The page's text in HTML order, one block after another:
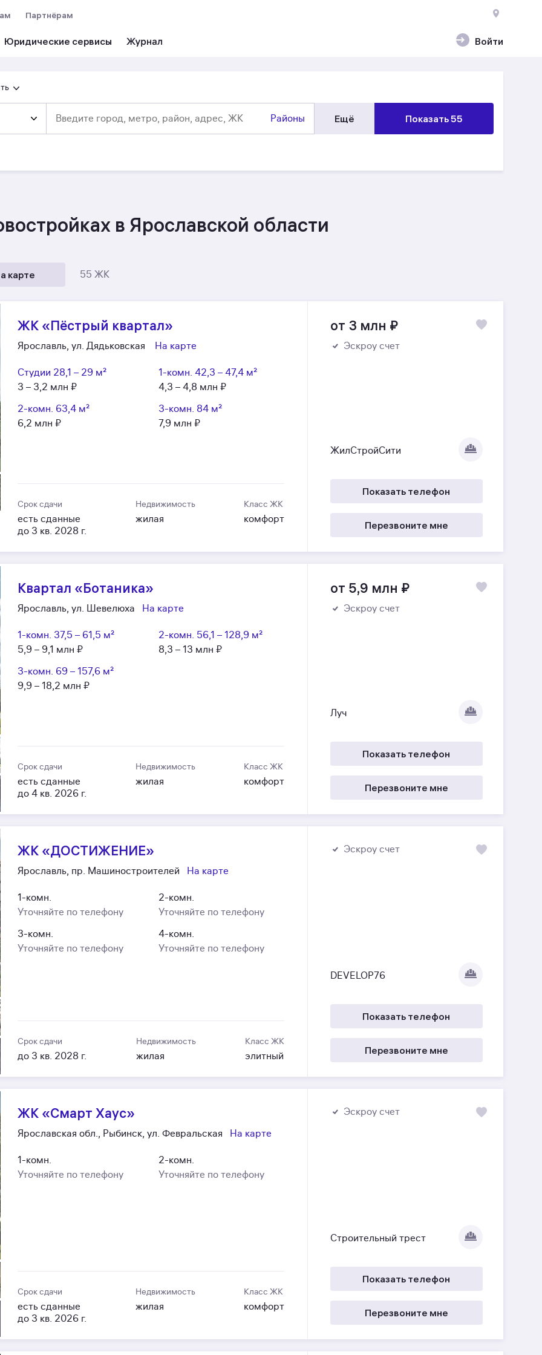
Войти
Юридические сервисы
Партнёрам
Районы Ещё Показать 55
в Ярославской области
карте 55 ЖК
ЖК «Пёстрый квартал»
Ярославль, ул. Дядьковская На карте
Студии 28,1 – 29 м²
3 – 3,2 млн ₽
1-комн. 42,3 – 47,4 м²
4,3 – 4,8 млн ₽
2-комн. 63,4 м²
6,2 млн ₽
3-комн. 84 м²
7,9 млн ₽
Срок сдачи
есть сданные
до 3 кв. 2028 г.
Недвижимость
жилая
Класс ЖК
комфорт
от 3 млн ₽
Эскроу счет
ЖилСтройСити
Показать телефон
Перезвоните мне
Квартал «Ботаника»
Ярославль, ул. Шевелюха На карте
1-комн. 37,5 – 61,5 м²
5,9 – 9,1 млн ₽
2-комн. 56,1 – 128,9 м²
8,3 – 13 млн ₽
3-комн. 69 – 157,6 м²
9,9 – 18,2 млн ₽
Срок сдачи
есть сданные
до 4 кв. 2026 г.
Недвижимость
жилая
Класс ЖК
комфорт
от 5,9 млн ₽
Эскроу счет
Луч
Показать телефон
Перезвоните мне
ЖК «ДОСТИЖЕНИЕ»
Ярославль, пр. Машиностроителей На карте
1-комн.
Уточняйте по телефону
2-комн.
Уточняйте по телефону
3-комн.
Уточняйте по телефону
4-комн.
Уточняйте по телефону
Срок сдачи
до 3 кв. 2028 г.
Недвижимость
жилая
Класс ЖК
элитный
Эскроу счет
DEVELOP76
Показать телефон
Перезвоните мне
ЖК «Смарт Хаус»
Ярославская обл., Рыбинск, ул. Февральская На карте
1-комн.
Уточняйте по телефону
2-комн.
Уточняйте по телефону
Срок сдачи
есть сданные
до 3 кв. 2026 г.
Недвижимость
жилая
Класс ЖК
комфорт
Эскроу счет
Строительный трест
Показать телефон
Перезвоните мне